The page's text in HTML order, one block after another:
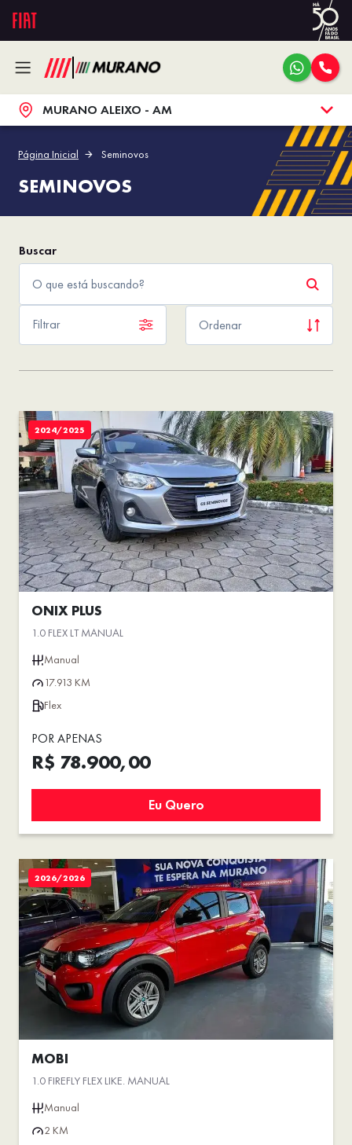
MURANO ALEIXO - AM
Página Inicial Seminovos
SEMINOVOS
Filtrar Ordenar
2024/2025
ONIX PLUS
1.0 FLEX LT MANUAL
Manual
17.913 KM
Flex
POR APENAS
R$ 78.900,00
Eu Quero
2026/2026
MOBI
1.0 FIREFLY FLEX LIKE. MANUAL
Manual
2 KM